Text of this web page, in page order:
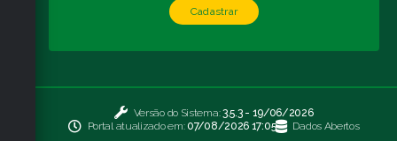
Cadastrar
Versão do Sistema:3.5.3 - 19/06/2026
Portal atualizado em: 07/08/2026 17:05 Dados Abertos